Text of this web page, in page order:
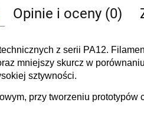
Opinie i oceny (0)
z serii PA12.
mniejszy skurcz w
sztywności.
przy tworzeniu